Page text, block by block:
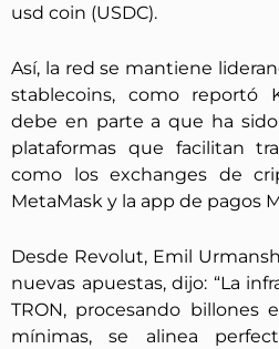
usd coin (USDC).
Así, la red se mantiene
stablecoins, como reportó
debe en parte a que ha
plataformas que facilitan
como los exchanges de
MetaMask y la app de pagos
Desde Revolut, Emil
nuevas apuestas, dijo: “La
TRON, procesando billones
mínimas, se alinea